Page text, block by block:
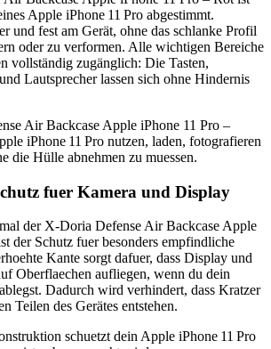
Apple iPhone 11 Pro abgestimmt.
und fest am Gerät, ohne das schlanke Profil
oder zu verformen. Alle wichtigen Bereiche
vollständig zugänglich: Die Tasten,
Lautsprecher lassen sich ohne Hindernis
Air Backcase Apple iPhone 11 Pro –
iPhone 11 Pro nutzen, laden, fotografieren
die Hülle abnehmen zu muessen.
fuer Kamera und Display
der X-Doria Defense Air Backcase Apple
der Schutz fuer besonders empfindliche
Kante sorgt dafuer, dass Display und
Oberflaechen aufliegen, wenn du dein
Dadurch wird verhindert, dass Kratzer
Teilen des Gerätes entstehen.
schuetzt dein Apple iPhone 11 Pro